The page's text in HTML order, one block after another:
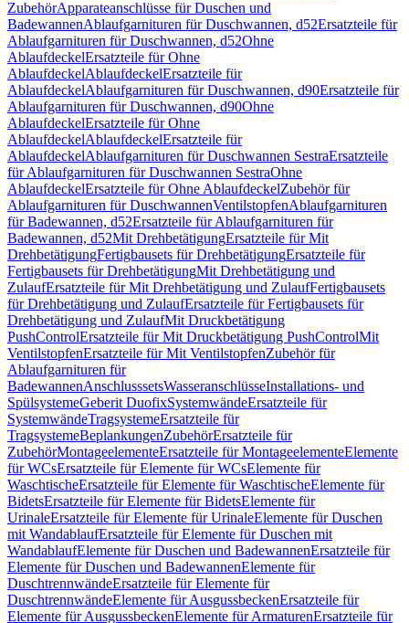
ZubehörApparateanschlüsse für Duschen und
BadewannenAblaufgarnituren für Duschwannen, d52Ersatzteile für
Ablaufgarnituren für Duschwannen, d52Ohne
AblaufdeckelErsatzteile für Ohne
AblaufdeckelAblaufdeckelErsatzteile für
AblaufdeckelAblaufgarnituren für Duschwannen, d90Ersatzteile für
Ablaufgarnituren für Duschwannen, d90Ohne
AblaufdeckelErsatzteile für Ohne
AblaufdeckelAblaufdeckelErsatzteile für
AblaufdeckelAblaufgarnituren für Duschwannen SestraErsatzteile
für Ablaufgarnituren für Duschwannen SestraOhne
AblaufdeckelErsatzteile für Ohne AblaufdeckelZubehör für
Ablaufgarnituren für DuschwannenVentilstopfenAblaufgarnituren
für Badewannen, d52Ersatzteile für Ablaufgarnituren für
Badewannen, d52Mit DrehbetätigungErsatzteile für Mit
DrehbetätigungFertigbausets für DrehbetätigungErsatzteile für
Fertigbausets für DrehbetätigungMit Drehbetätigung und
ZulaufErsatzteile für Mit Drehbetätigung und ZulaufFertigbausets
für Drehbetätigung und ZulaufErsatzteile für Fertigbausets für
Drehbetätigung und ZulaufMit Druckbetätigung
PushControlErsatzteile für Mit Druckbetätigung PushControlMit
VentilstopfenErsatzteile für Mit VentilstopfenZubehör für
Ablaufgarnituren für
BadewannenAnschlusssetsWasseranschlüsseInstallations- und
SpülsystemeGeberit DuofixSystemwändeErsatzteile für
SystemwändeTragsystemeErsatzteile für
TragsystemeBeplankungenZubehörErsatzteile für
ZubehörMontageelementeErsatzteile für MontageelementeElemente
für WCsErsatzteile für Elemente für WCsElemente für
WaschtischeErsatzteile für Elemente für WaschtischeElemente für
BidetsErsatzteile für Elemente für BidetsElemente für
UrinaleErsatzteile für Elemente für UrinaleElemente für Duschen
mit WandablaufErsatzteile für Elemente für Duschen mit
WandablaufElemente für Duschen und BadewannenErsatzteile für
Elemente für Duschen und BadewannenElemente für
DuschtrennwändeErsatzteile für Elemente für
DuschtrennwändeElemente für AusgussbeckenErsatzteile für
Elemente für AusgussbeckenElemente für ArmaturenErsatzteile für